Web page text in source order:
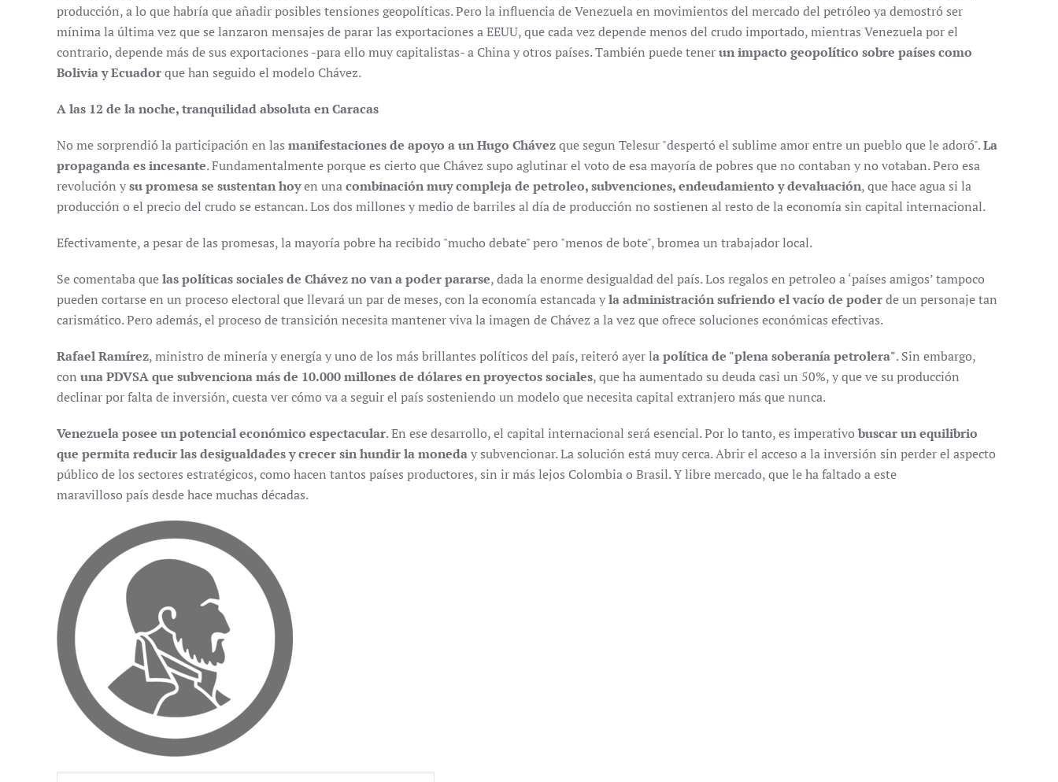
producción, a lo que habría que añadir posibles tensiones geopolíticas. Pero la influencia de Venezuela en movimientos del mercado del petróleo ya demostró ser
mínima la última vez que se lanzaron mensajes de parar las exportaciones a EEUU, que cada vez depende menos del crudo importado, mientras Venezuela por el
contrario, depende más de sus exportaciones -para ello muy capitalistas- a China y otros países. También puede tenerun impacto geopolítico sobre países como
Bolivia y Ecuadorque han seguido el modelo Chávez.
A las 12 de la noche, tranquilidad absoluta en Caracas
No me sorprendió la participación en las manifestaciones de apoyo a un Hugo Chávezque segun Telesur "despertó el sublime amor entre un pueblo que le adoró".La
propaganda es incesante. Fundamentalmente porque es cierto que Chávez supo aglutinar el voto de esa mayoría de pobres que no contaban y no votaban. Pero esa
revolución ysu promesa se sustentan hoyen unacombinación muy compleja de petroleo, subvenciones, endeudamiento y devaluación, que hace agua si la
producción o el precio del crudo se estancan. Los dos millones y medio de barriles al día de producción no sostienen al resto de la economía sin capital internacional.
Efectivamente, a pesar de las promesas, la mayoría pobre ha recibido "mucho debate" pero "menos de bote", bromea un trabajador local.
Se comentaba quelas políticas sociales de Chávez no van a poder pararse, dada la enorme desigualdad del país. Los regalos en petroleo a ‘países amigos’ tampoco
pueden cortarse en un proceso electoral que llevará un par de meses, con la economía estancada yla administración sufriendo el vacío de poderde un personaje tan
carismático. Pero además, el proceso de transición necesita mantener viva la imagen de Chávez a la vez que ofrece soluciones económicas efectivas.
Rafael Ramírez, ministro de minería y energía y uno de los más brillantes políticos del país, reiteró ayer la política de "plena soberanía petrolera". Sin embargo,
con una PDVSA que subvenciona más de 10.000 millones de dólares en proyectos sociales, que ha aumentado su deuda casi un 50%, y que ve su producción
declinar por falta de inversión, cuesta ver cómo va a seguir el país sosteniendo un modelo que necesita capital extranjero más que nunca.
Venezuela posee un potencial económico espectacular. En ese desarrollo, el capital internacional será esencial. Por lo tanto, es imperativo buscar un equilibrio
que permita reducir las desigualdades y crecer sin hundir la moneday subvencionar. La solución está muy cerca. Abrir el acceso a la inversión sin perder el aspecto
público de los sectores estratégicos, como hacen tantos países productores, sin ir más lejos Colombia o Brasil. Y libre mercado, que le ha faltado a este
maravilloso país desde hace muchas décadas.